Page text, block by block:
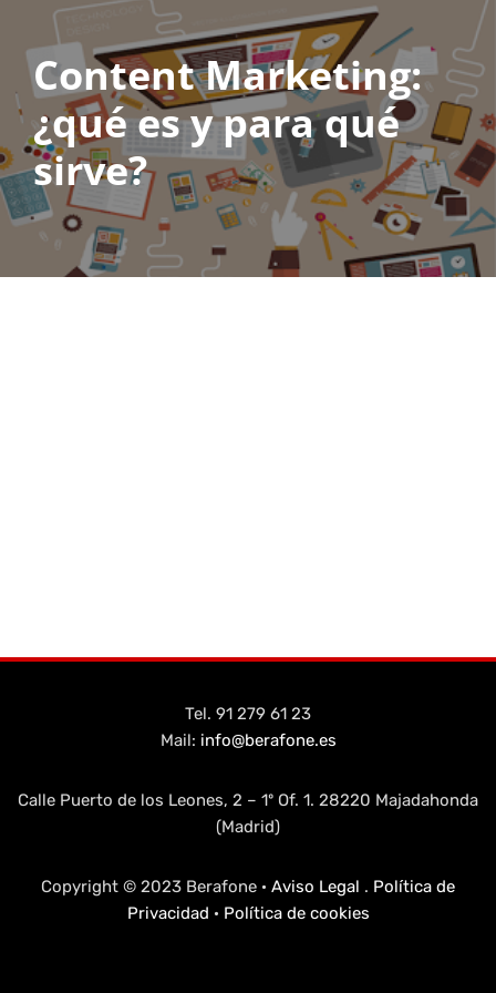
Saltar
contenido
Content Marketing:
¿qué es y para qué
sirve?
Tel. 91 279 61 23
Mail: info@berafone.es
Calle Puerto de los Leones, 2 – 1º Of. 1. 28220 Majadahonda
(Madrid)
Copyright © 2023 Berafone · Aviso Legal . Política de
Privacidad · Política de cookies